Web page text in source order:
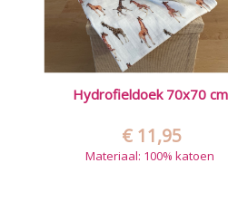
Hydrofieldoek 70x70 cm
€ 11,95
Materiaal: 100% katoen